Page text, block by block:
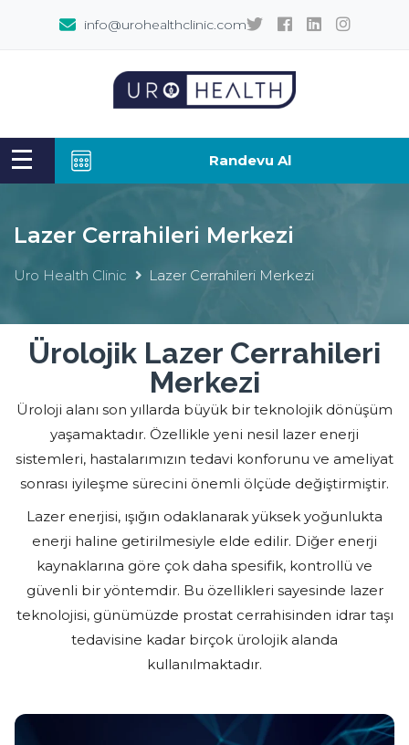
info@urohealthclinic.com
Randevu Al
Lazer Cerrahileri Merkezi
Uro Health Clinic Lazer Cerrahileri Merkezi
Ürolojik Lazer Cerrahileri
Merkezi
Üroloji alanı son yıllarda büyük bir teknolojik dönüşüm
yaşamaktadır. Özellikle yeni nesil lazer enerji
sistemleri, hastalarımızın tedavi konforunu ve ameliyat
sonrası iyileşme sürecini önemli ölçüde değiştirmiştir.
Lazer enerjisi, ışığın odaklanarak yüksek yoğunlukta
enerji haline getirilmesiyle elde edilir. Diğer enerji
kaynaklarına göre çok daha spesifik, kontrollü ve
güvenli bir yöntemdir. Bu özellikleri sayesinde lazer
teknolojisi, günümüzde prostat cerrahisinden idrar taşı
tedavisine kadar birçok ürolojik alanda
kullanılmaktadır.